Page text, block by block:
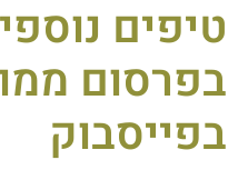
טיפים
בפרסום
בפייסבוק